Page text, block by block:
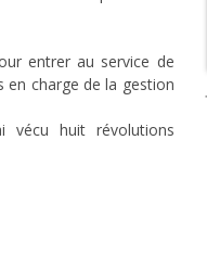
entrer au service de
en charge de la gestion
vécu huit révolutions